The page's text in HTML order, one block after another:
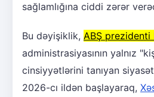
sağlamlığına ciddi zərər
Bu dəyişiklik, ABŞ prezidenti
administrasiyasının yalnız
cinsiyyətlərini tanıyan
2026-cı ildən başlayaraq,